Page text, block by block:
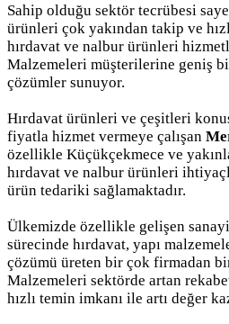
Sahip olduğu sektör tecrübesi
ürünleri çok yakından takip ve
hırdavat ve nalbur ürünleri
Malzemeleri müşterilerine geniş
çözümler sunuyor.
Hırdavat ürünleri ve çeşitleri
fiyatla hizmet vermeye çalışan
özellikle Küçükçekmece ve
hırdavat ve nalbur ürünleri
ürün tedariki sağlamaktadır.
Ülkemizde özellikle gelişen
sürecinde hırdavat, yapı
çözümü üreten bir çok firmadan
Malzemeleri sektörde artan
hızlı temin imkanı ile artı değer